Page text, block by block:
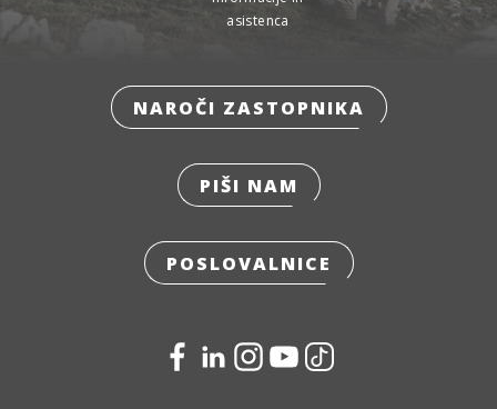
asistenca
NAROČI ZASTOPNIKA
PIŠI NAM
POSLOVALNICE